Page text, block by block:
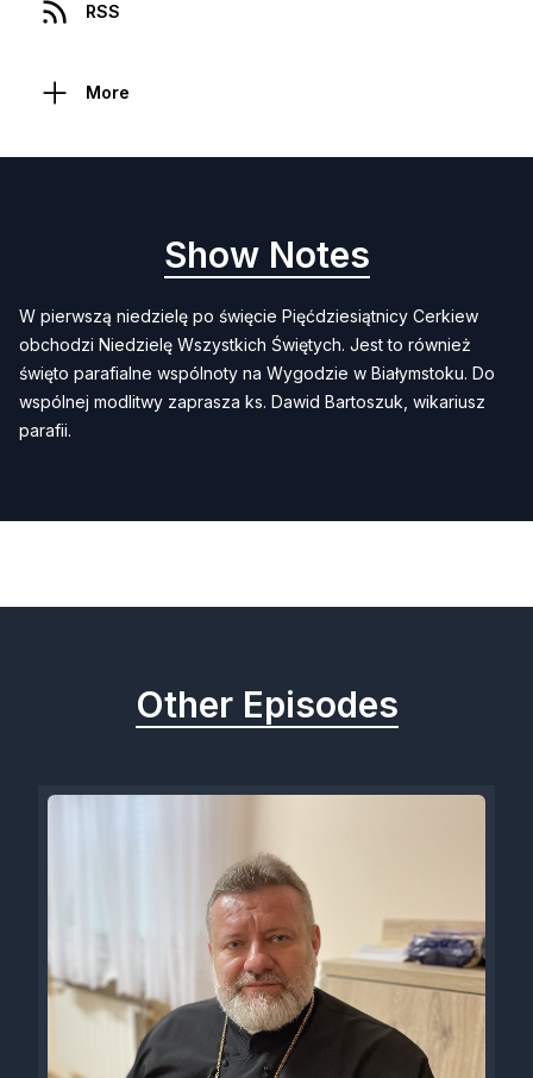
RSS
More
Show Notes
W pierwszą niedzielę po święcie Pięćdziesiątnicy Cerkiew
obchodzi Niedzielę Wszystkich Świętych. Jest to również
święto parafialne wspólnoty na Wygodzie w Białymstoku. Do
wspólnej modlitwy zaprasza ks. Dawid Bartoszuk, wikariusz
parafii.
Other Episodes